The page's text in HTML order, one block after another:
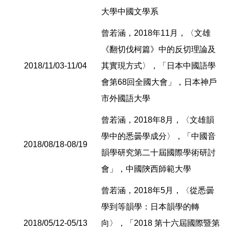
大學中國文學系
2018/11/03-11/04
曾若涵，2018年11月，〈文雄
《翻切伐柯篇》中的反切理論及
其實現方式〉，「日本中國語學
會第68回全國大會」，日本神戶
市外國語大學
2018/08/18-08/19
曾若涵，2018年8月，〈文雄韻
學中的悉曇學成分〉，「中國音
韻學研究第二十屆國際學術研討
會」，中國陝西師範大學
2018/05/12-05/13
曾若涵，2018年5月，〈從悉曇
學到等韻學：日本韻學的轉
向〉，「2018 第十六屆國際暨第